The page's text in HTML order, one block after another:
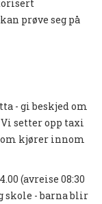
prøve seg på
- gi beskjed om
setter opp taxi
kjører innom
(avreise 08:30
skole - barna blir